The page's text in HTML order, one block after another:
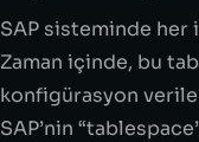
SAP sisteminde her
Zaman içinde, bu
konfigürasyon
SAP’nin